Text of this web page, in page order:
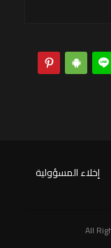
إخلاء المسؤولية